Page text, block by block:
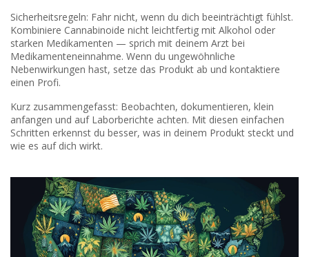
Sicherheitsregeln: Fahr nicht, wenn du dich beeinträchtigt fühlst.
Kombiniere Cannabinoide nicht leichtfertig mit Alkohol oder
starken Medikamenten — sprich mit deinem Arzt bei
Medikamenteneinnahme. Wenn du ungewöhnliche
Nebenwirkungen hast, setze das Produkt ab und kontaktiere
einen Profi.
Kurz zusammengefasst: Beobachten, dokumentieren, klein
anfangen und auf Laborberichte achten. Mit diesen einfachen
Schritten erkennst du besser, was in deinem Produkt steckt und
wie es auf dich wirkt.